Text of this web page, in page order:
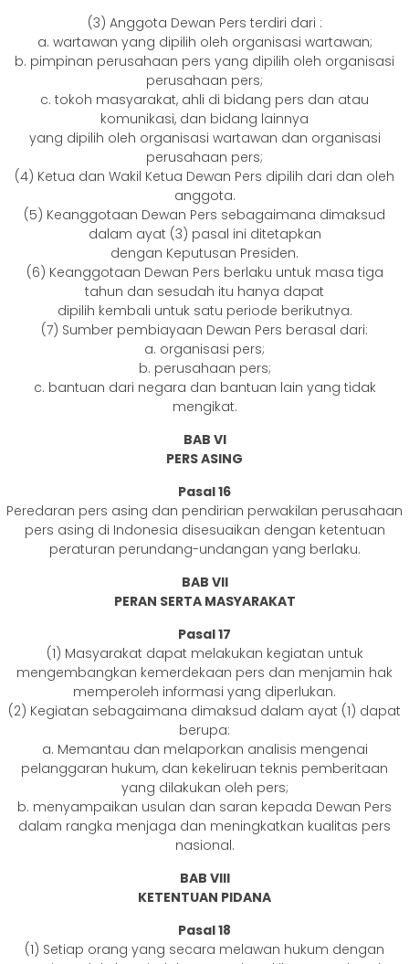
(3) Anggota Dewan Pers terdiri dari :
a. wartawan yang dipilih oleh organisasi wartawan;
b. pimpinan perusahaan pers yang dipilih oleh organisasi
perusahaan pers;
c. tokoh masyarakat, ahli di bidang pers dan atau
komunikasi, dan bidang lainnya
yang dipilih oleh organisasi wartawan dan organisasi
perusahaan pers;
(4) Ketua dan Wakil Ketua Dewan Pers dipilih dari dan oleh
anggota.
(5) Keanggotaan Dewan Pers sebagaimana dimaksud
dalam ayat (3) pasal ini ditetapkan
dengan Keputusan Presiden.
(6) Keanggotaan Dewan Pers berlaku untuk masa tiga
tahun dan sesudah itu hanya dapat
dipilih kembali untuk satu periode berikutnya.
(7) Sumber pembiayaan Dewan Pers berasal dari:
a. organisasi pers;
b. perusahaan pers;
c. bantuan dari negara dan bantuan lain yang tidak
mengikat.
BAB VI
PERS ASING
Pasal 16
Peredaran pers asing dan pendirian perwakilan perusahaan
pers asing di Indonesia disesuaikan dengan ketentuan
peraturan perundang-undangan yang berlaku.
BAB VII
PERAN SERTA MASYARAKAT
Pasal 17
(1) Masyarakat dapat melakukan kegiatan untuk
mengembangkan kemerdekaan pers dan menjamin hak
memperoleh informasi yang diperlukan.
(2) Kegiatan sebagaimana dimaksud dalam ayat (1) dapat
berupa:
a. Memantau dan melaporkan analisis mengenai
pelanggaran hukum, dan kekeliruan teknis pemberitaan
yang dilakukan oleh pers;
b. menyampaikan usulan dan saran kepada Dewan Pers
dalam rangka menjaga dan meningkatkan kualitas pers
nasional.
BAB VIII
KETENTUAN PIDANA
Pasal 18
(1) Setiap orang yang secara melawan hukum dengan